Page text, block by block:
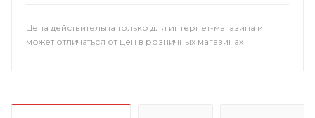
Цена действительна только для интернет-магазина и
может отличаться от цен в розничных магазинах